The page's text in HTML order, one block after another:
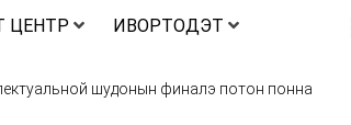
ЦЕНТР ИВОРТОДЭТ
шудонын финалэ потон понна